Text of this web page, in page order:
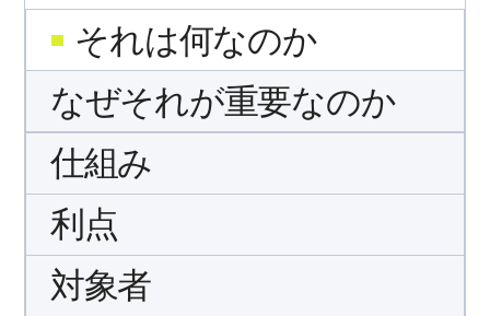
それは何なのか
なぜそれが重要なのか
仕組み
利点
対象者